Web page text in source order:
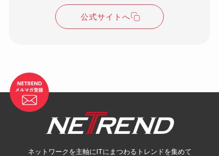
公式サイトへ
ネットワークを主軸にITにまつわるトレンドを集めて